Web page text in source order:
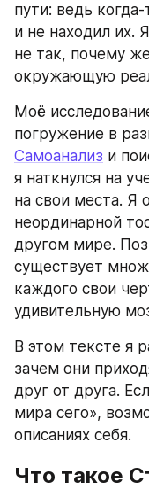
пути: ведь
и не находил их.
не так, почему
окружающую
Моё
Самоанализ и
я наткнулся на
на свои места. Я
неординарной
другом мире.
существует
каждого свои
удивительную
В этом тексте я
зачем они
друг от друга.
мира сего»,
описаниях себя.
Что такое